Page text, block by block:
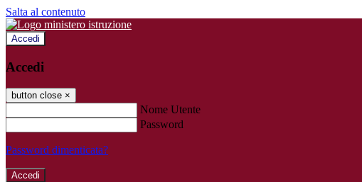
Salta al contenuto
Accedi
Accedi
button close ×
Nome Utente
Password
Password dimenticata?